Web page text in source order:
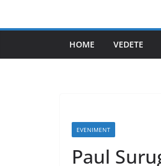
HOME VEDETE
EVENIMENT
Paul